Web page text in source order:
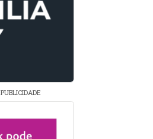
PUBLICIDADE